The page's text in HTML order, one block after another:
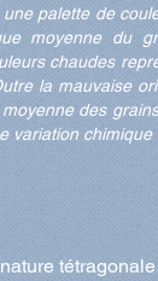
palette de
moyenne du
chaudes
la mauvaise
des
variation chimique